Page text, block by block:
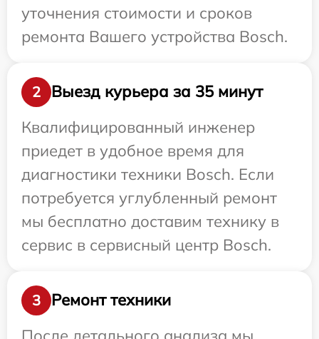
уточнения стоимости и сроков
ремонта Вашего устройства Bosch.
2
Выезд курьера за 35 минут
Квалифицированный инженер
приедет в удобное время для
диагностики техники Bosch. Если
потребуется углубленный ремонт
мы бесплатно доставим технику в
сервис в сервисный центр Bosch.
3
Ремонт техники